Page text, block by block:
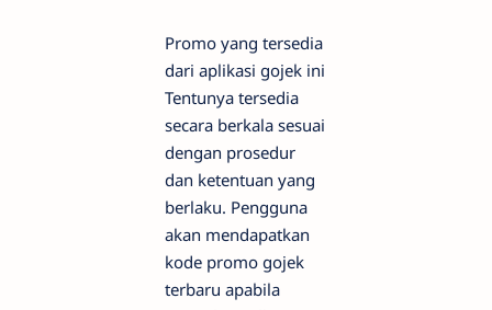
Promo yang tersedia
dari aplikasi gojek ini
Tentunya tersedia
secara berkala sesuai
dengan prosedur
dan ketentuan yang
berlaku. Pengguna
akan mendapatkan
kode promo gojek
terbaru apabila